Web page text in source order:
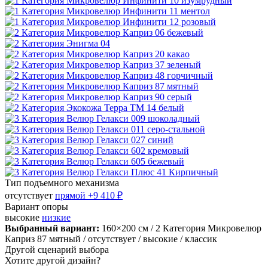
Тип подъемного механизма
отсутствует прямой +9 410 ₽
Вариант опоры
высокие низкие
Выбранный вариант: 160×200 см / 2 Категория Микровелюр
Каприз 87 мятный / отсутствует / высокие / классик
Другой сценарий выбора
Хотите другой дизайн?